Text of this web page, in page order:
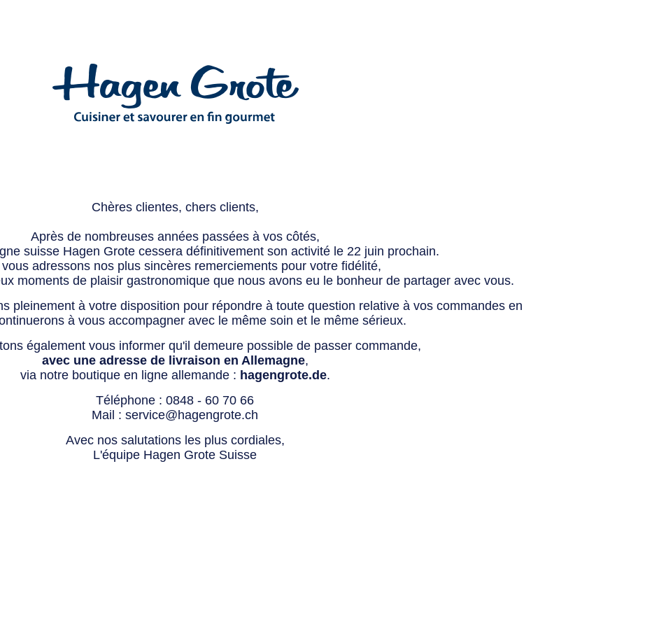
Chères clientes, chers clients,
Après de nombreuses années passées à vos côtés,
suisse Hagen Grote cessera définitivement son activité le 22 juin prochain.
adressons nos plus sincères remerciements pour votre fidélité,
moments de plaisir gastronomique que nous avons eu le bonheur de partager avec vous.
pleinement à votre disposition pour répondre à toute question relative à vos commandes en
à vous accompagner avec le même soin et le même sérieux.
également vous informer qu'il demeure possible de passer commande,
avec une adresse de livraison en Allemagne,
via notre boutique en ligne allemande : hagengrote.de.
Téléphone : 0848 - 60 70 66
Mail : service@hagengrote.ch
Avec nos salutations les plus cordiales,
L'équipe Hagen Grote Suisse